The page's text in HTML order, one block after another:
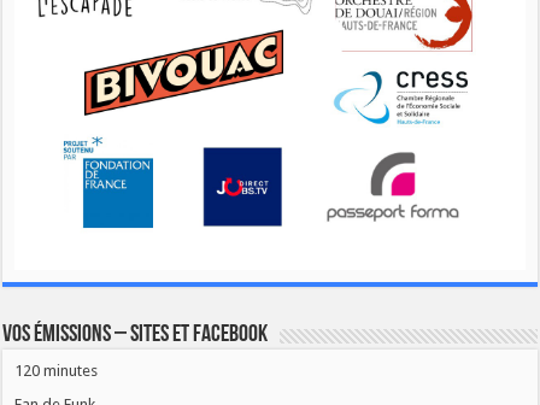
Vos émissions – Sites et Facebook
120 minutes